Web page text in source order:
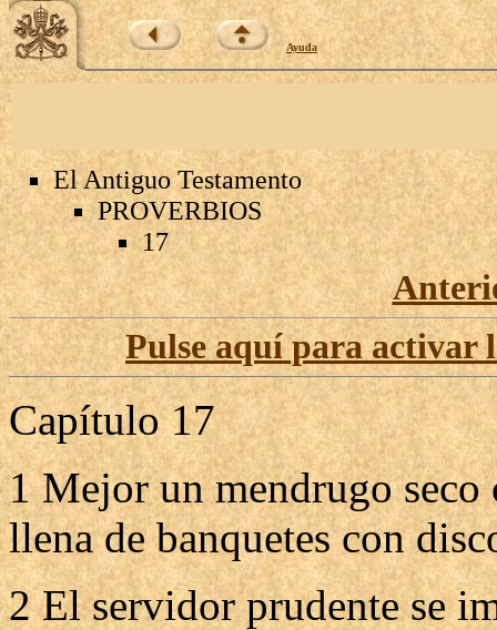
Ayuda
El Antiguo Testamento
PROVERBIOS
17
Pulse aquí para activar
Capítulo 17
1 Mejor un mendrugo seco
llena de banquetes con
2 El servidor prudente se